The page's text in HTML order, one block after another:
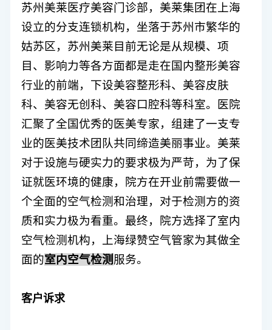
苏州美莱医疗美容门诊部， 美莱集团在上海
设立的分支连锁机构，坐落于苏州市繁华的
姑苏区， 苏州 美莱目前无论是从规模、项
目、影响力等各方面都是走在国内整形美容
行业的前端，下设美容整形科、美容皮肤
科、美容无创科、美容口腔科等科室。医院
汇聚了全国优秀的医美专家，组建了一支专
业的医美技术团队共同缔造美丽事业。美莱
对于设施与硬实力的要求极为严苛，为了保
证就医环境的健康，院方在开业前需要做一
个全面的空气检测和治理，对于检测方的资
质和实力极为看重。最终，院方选择了室内
空气检测机构，上海绿赞空气管家为其做全
面的室内空气检测服务。
客户诉求